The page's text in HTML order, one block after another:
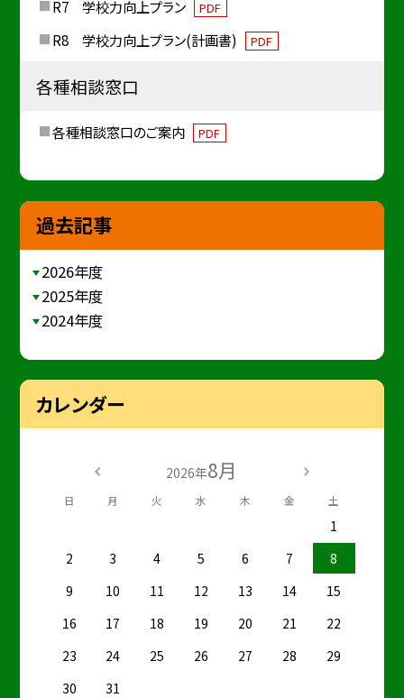
R7 学校力向上プラン PDF
R8 学校力向上プラン(計画書) PDF
各種相談窓口
各種相談窓口のご案内 PDF
過去記事
2026年度
2025年度
2024年度
カレンダー
2026年8月
日 月 火 水 木 金 土
1
2
3 4 5 6 7
8
9
10 11 12 13 14
15
16
17 18 19 20 21
22
23
24 25 26 27 28
29
30
31